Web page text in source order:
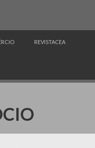
REVISTACEA